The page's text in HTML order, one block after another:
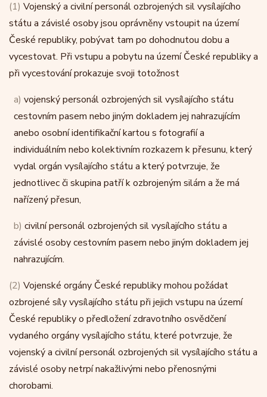
(1) Vojenský a civilní personál ozbrojených sil vysílajícího
státu a závislé osoby jsou oprávněny vstoupit na území
České republiky, pobývat tam po dohodnutou dobu a
vycestovat. Při vstupu a pobytu na území České republiky a
při vycestování prokazuje svoji totožnost
a) vojenský personál ozbrojených sil vysílajícího státu
cestovním pasem nebo jiným dokladem jej nahrazujícím
anebo osobní identifikační kartou s fotografií a
individuálním nebo kolektivním rozkazem k přesunu, který
vydal orgán vysílajícího státu a který potvrzuje, že
jednotlivec či skupina patří k ozbrojeným silám a že má
nařízený přesun,
b) civilní personál ozbrojených sil vysílajícího státu a
závislé osoby cestovním pasem nebo jiným dokladem jej
nahrazujícím.
(2) Vojenské orgány České republiky mohou požádat
ozbrojené síly vysílajícího státu při jejich vstupu na území
České republiky o předložení zdravotního osvědčení
vydaného orgány vysílajícího státu, které potvrzuje, že
vojenský a civilní personál ozbrojených sil vysílajícího státu a
závislé osoby netrpí nakažlivými nebo přenosnými
chorobami.